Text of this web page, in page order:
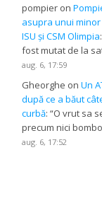
pompier on
asupra unui
ISU și CSM Olimpia
fost mutat de la
aug. 6, 17:59
Gheorghe onUn
după ce a băut
curbă: “O vrut sa
precum nici
aug. 6, 17:52